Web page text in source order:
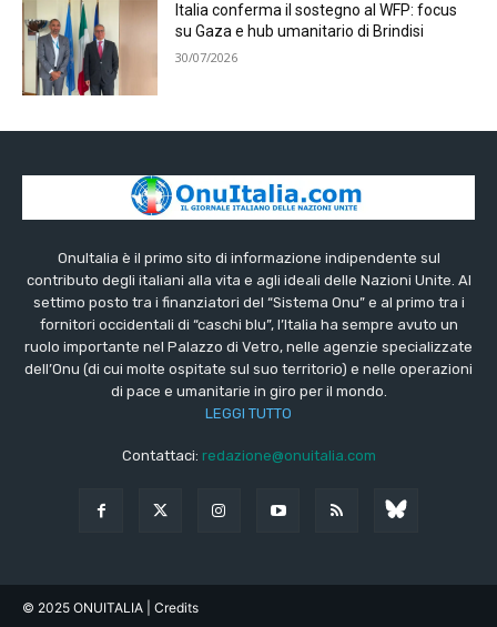
Italia conferma il sostegno al WFP: focus
su Gaza e hub umanitario di Brindisi
30/07/2026
OnuItalia è il primo sito di informazione indipendente sul
contributo degli italiani alla vita e agli ideali delle Nazioni Unite. Al
settimo posto tra i finanziatori del “Sistema Onu” e al primo tra i
fornitori occidentali di “caschi blu”, l’Italia ha sempre avuto un
ruolo importante nel Palazzo di Vetro, nelle agenzie specializzate
dell’Onu (di cui molte ospitate sul suo territorio) e nelle operazioni
di pace e umanitarie in giro per il mondo.
LEGGI TUTTO
Contattaci: redazione@onuitalia.com
© 2025 ONUITALIA | Credits